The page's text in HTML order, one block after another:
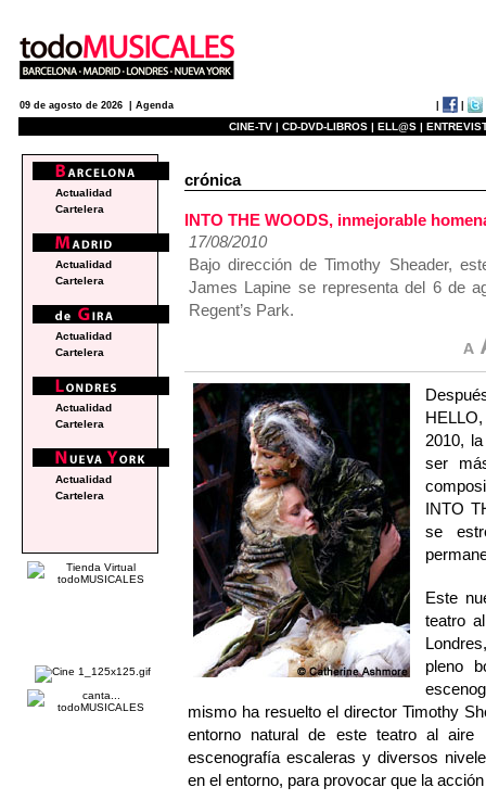
09 de agosto de 2026 | Agenda
CINE-TV | CD-DVD-LIBROS | ELL@S |
crónica
INTO THE WOODS, inmejorable
17/08/2010
Bajo dirección de Timothy Sheader,
James Lapine se representa del 6 de
Regent’s Park.
2010,
ser
INTO
se
Este
teatro
pleno
mismo ha resuelto el director Timothy
entorno natural de este teatro al
escenografía escaleras y diversos
en el entorno, para provocar que la
Actualidad
Cartelera
Actualidad
Cartelera
Actualidad
Cartelera
Actualidad
Cartelera
Actualidad
Cartelera